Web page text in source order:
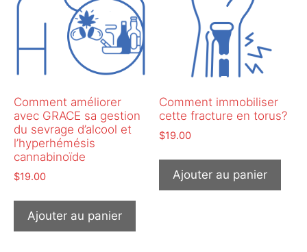
Comment améliorer
avec GRACE sa gestion
du sevrage d’alcool et
l’hyperhémésis
cannabinoïde
$19.00
Ajouter au panier
Comment immobiliser
cette fracture en torus?
$19.00
Ajouter au panier